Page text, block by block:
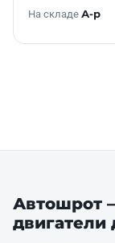
На складе А-р
Автошрот
двигатели